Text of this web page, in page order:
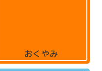
おくやみ